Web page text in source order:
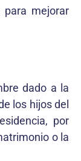
para mejorar
dado a la
los hijos del
por
o la